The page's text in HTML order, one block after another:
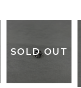
SOLD OUT